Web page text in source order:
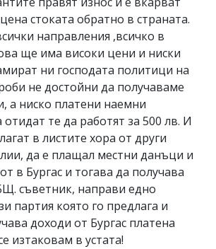
стоката обратно в страната.
направления ,всичко в
ще има високи цени и ниски
ни господата политици на
не достойни да получаваме
а ниско платени наемни
те да работят за 500 лв. И
в листите хора от други
да е плащал местни данъци и
в Бургас и тогава да получава
съветник, направи едно
партия която го предлага и
доходи от Бургас платена
изтаковам в устата!